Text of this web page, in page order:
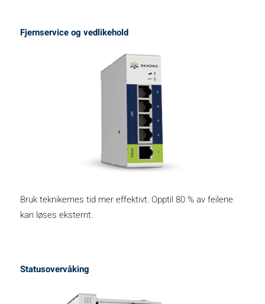
Fjernservice og vedlikehold
Bruk teknikernes tid mer effektivt. Opptil 80 % av feilene
kan løses eksternt.
Statusovervåking